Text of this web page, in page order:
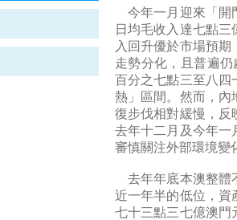
今年一月迎來「開
日均毛收入達七點
入回升優於市場預
走勢分化，且普遍
百分之七點三至八四
熱」區間。然而，內
復步伐相對緩慢，反
去年十二月及今年一
審慎關注外部環境變
去年年底本澳整體
近一年半的低位，資
七十三點三七億澳門